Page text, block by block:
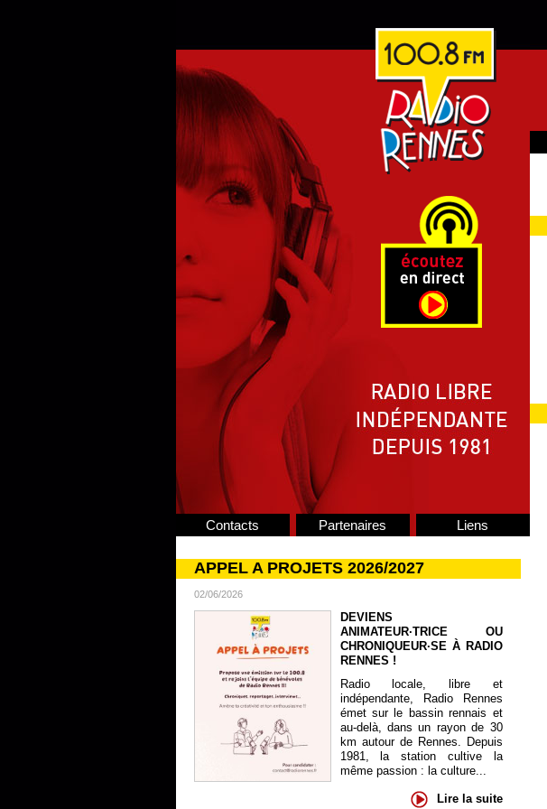
Contacts Partenaires Liens
APPEL A PROJETS 2026/2027
02/06/2026
DEVIENS
ANIMATEUR·TRICE OU
CHRONIQUEUR·SE À RADIO
RENNES !
Radio locale, libre et
indépendante, Radio Rennes
émet sur le bassin rennais et
au-delà, dans un rayon de 30
km autour de Rennes. Depuis
1981, la station cultive la
même passion : la culture...
Lire la suite